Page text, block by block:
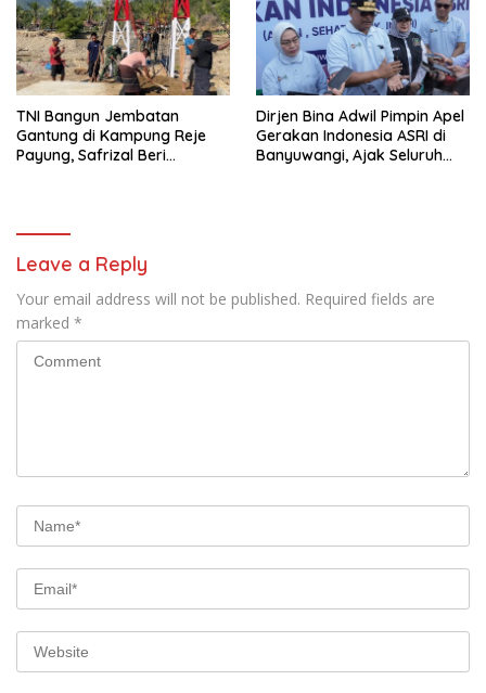
TNI Bangun Jembatan
Gantung di Kampung Reje
Payung, Safrizal Beri
Dirjen Bina Adwil Pimpin Apel
Gerakan Indonesia ASRI di
Banyuwangi, Ajak Seluruh
Leave a Reply
Your email address will not be published. Required fields are
marked *